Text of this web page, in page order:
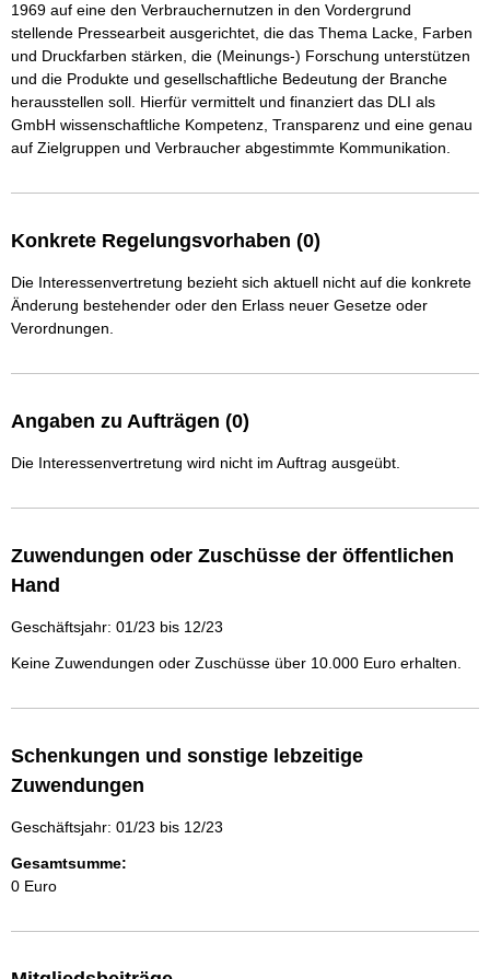
1969 auf eine den Verbrauchernutzen in den Vordergrund
stellende Pressearbeit ausgerichtet, die das Thema Lacke, Farben
und Druckfarben stärken, die (Meinungs-) Forschung unterstützen
und die Produkte und gesellschaftliche Bedeutung der Branche
herausstellen soll. Hierfür vermittelt und finanziert das DLI als
GmbH wissenschaftliche Kompetenz, Transparenz und eine genau
auf Zielgruppen und Verbraucher abgestimmte Kommunikation.
Konkrete Regelungsvorhaben (0)
Die Interessenvertretung bezieht sich aktuell nicht auf die konkrete
Änderung bestehender oder den Erlass neuer Gesetze oder
Verordnungen.
Angaben zu Aufträgen (0)
Die Interessenvertretung wird nicht im Auftrag ausgeübt.
Zuwendungen oder Zuschüsse der öffentlichen
Hand
Geschäftsjahr: 01/23 bis 12/23
Keine Zuwendungen oder Zuschüsse über 10.000 Euro erhalten.
Schenkungen und sonstige lebzeitige
Zuwendungen
Geschäftsjahr: 01/23 bis 12/23
Gesamtsumme:
0 Euro